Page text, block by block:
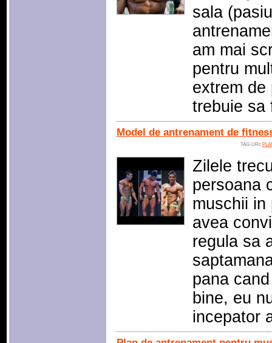
sala
am mai
pentru
extrem de
trebuie sa
Model de antrenament de
TAG-URI:
Zilele
persoana
muschii in
avea
regula sa
pana
bine, eu
incepator